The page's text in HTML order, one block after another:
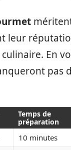
leur
En
pas
Temps de
préparation
10 minutes